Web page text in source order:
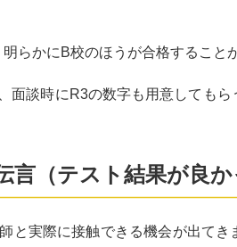
らかにB校のほうが合格すること
談時にR3の数字も用意しても
（テスト結果が良か
と実際に接触できる機会が出て